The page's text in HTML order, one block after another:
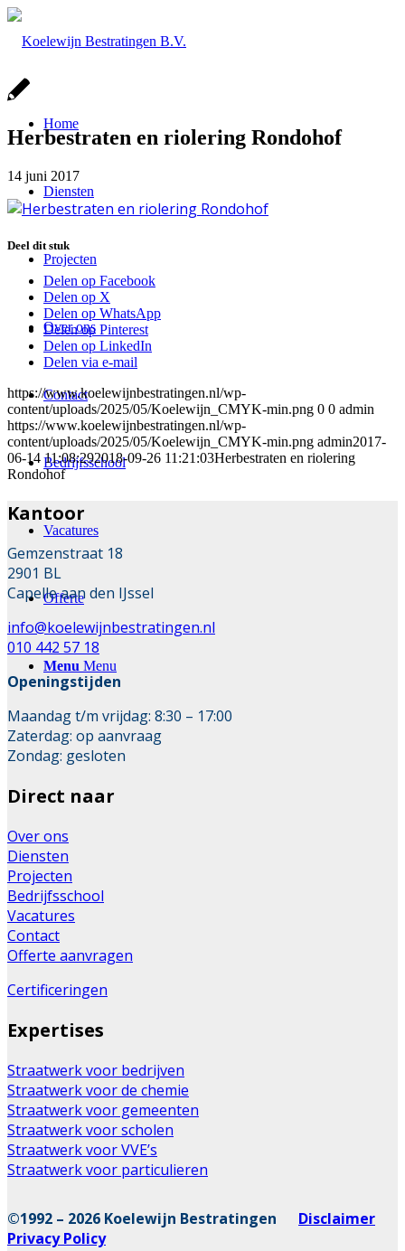
Home
Diensten
Projecten
Over ons
Contact
Bedrijfsschool
Vacatures
Offerte
Menu Menu
Herbestraten en riolering Rondohof
14 juni 2017
Deel dit stuk
Delen op Facebook
Delen op X
Delen op WhatsApp
Delen op Pinterest
Delen op LinkedIn
Delen via e-mail
https://www.koelewijnbestratingen.nl/wp-
content/uploads/2025/05/Koelewijn_CMYK-min.png 0 0 admin
https://www.koelewijnbestratingen.nl/wp-
content/uploads/2025/05/Koelewijn_CMYK-min.png admin2017-
06-14 11:08:292018-09-26 11:21:03Herbestraten en riolering
Rondohof
Kantoor
Gemzenstraat 18
2901 BL
Capelle aan den IJssel
info@koelewijnbestratingen.nl
010 442 57 18
Openingstijden
Maandag t/m vrijdag: 8:30 – 17:00
Zaterdag: op aanvraag
Zondag: gesloten
Direct naar
Over ons
Diensten
Projecten
Bedrijfsschool
Vacatures
Contact
Offerte aanvragen
Certificeringen
Expertises
Straatwerk voor bedrijven
Straatwerk voor de chemie
Straatwerk voor gemeenten
Straatwerk voor scholen
Straatwerk voor VVE’s
Straatwerk voor particulieren
©1992 – 2026 Koelewijn Bestratingen Disclaimer
Privacy Policy